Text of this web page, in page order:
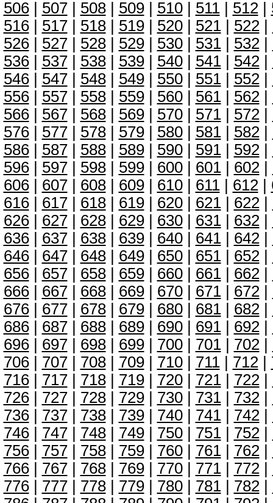
506| 507| 508| 509| 510| 511| 512|
516| 517| 518| 519| 520| 521| 522|
526| 527| 528| 529| 530| 531| 532|
536| 537| 538| 539| 540| 541| 542|
546| 547| 548| 549| 550| 551| 552|
556| 557| 558| 559| 560| 561| 562|
566| 567| 568| 569| 570| 571| 572|
576| 577| 578| 579| 580| 581| 582|
586| 587| 588| 589| 590| 591| 592|
596| 597| 598| 599| 600| 601| 602|
606| 607| 608| 609| 610| 611| 612|
616| 617| 618| 619| 620| 621| 622|
626| 627| 628| 629| 630| 631| 632|
636| 637| 638| 639| 640| 641| 642|
646| 647| 648| 649| 650| 651| 652|
656| 657| 658| 659| 660| 661| 662|
666| 667| 668| 669| 670| 671| 672|
676| 677| 678| 679| 680| 681| 682|
686| 687| 688| 689| 690| 691| 692|
696| 697| 698| 699| 700| 701| 702|
706| 707| 708| 709| 710| 711| 712|
716| 717| 718| 719| 720| 721| 722|
726| 727| 728| 729| 730| 731| 732|
736| 737| 738| 739| 740| 741| 742|
746| 747| 748| 749| 750| 751| 752|
756| 757| 758| 759| 760| 761| 762|
766| 767| 768| 769| 770| 771| 772|
776| 777| 778| 779| 780| 781| 782|